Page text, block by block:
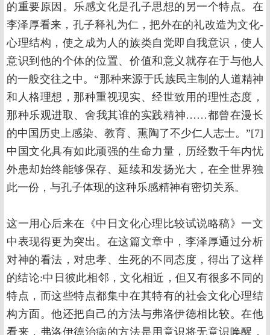
的重要原因。乐感文化是孔子思想的另一个特点。在
李泽厚看来，孔子释礼为仁，把外在的礼改造为文化-
心理结构，使之成为人的族类自觉即自我意识，使人
意识到他的个体的位置、价值和意义就存在于与他人
的一般交往之中。“那种来源于氏族民主制的人道精神
和人格理想，那种重视现实、经世致用的理性态度，
那种乐观进取、舍我其谁的实践精神……都曾在漫长
的中国历史上感染、教育、熏陶了不少仁人志士。”[7]
中国文化具有如此顽强的生命力量，历经数千年内忧
外患却始终能够保存、延续和发扬光大，在全世界独
此一份，与孔子体现的这种乐感精神有密切关系。
这一用心后来在《中日文化心理比较试说略稿》一文
中表现得更为突出。在这篇文章中，李泽厚通过分析
对神的看法，对忠孝、生死的不同态度，得出了这样
的结论:中日彼此相邻，文化相近，但又有很多不同的
特点，而这些特点都集中在其特有的社会文化心理结
构方面。他还把自己的方法与弗洛伊德相比较。在他
看来，弗洛伊德治病的方法是用意识将无意识唤醒，